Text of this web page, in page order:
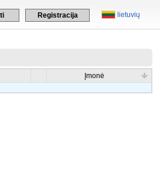
lietuvių
Registracija
Įmonė